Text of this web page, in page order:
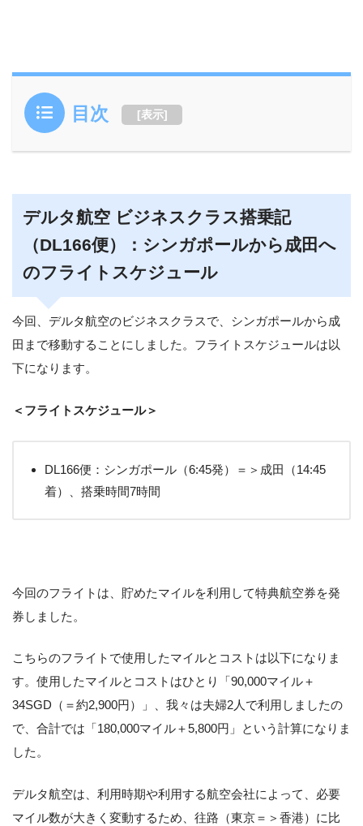
目次 [表示]
デルタ航空 ビジネスクラス搭乗記
（DL166便）：シンガポールから成田へ
のフライトスケジュール
今回、デルタ航空のビジネスクラスで、シンガポールから成
田まで移動することにしました。フライトスケジュールは以
下になります。
＜フライトスケジュール＞
DL166便：シンガポール（6:45発）＝＞成田（14:45
着）、搭乗時間7時間
今回のフライトは、貯めたマイルを利用して特典航空券を発
券しました。
こちらのフライトで使用したマイルとコストは以下になりま
す。使用したマイルとコストはひとり「90,000マイル＋
34SGD（＝約2,900円）」、我々は夫婦2人で利用しましたの
で、合計では「180,000マイル＋5,800円」という計算になりま
した。
デルタ航空は、利用時期や利用する航空会社によって、必要
マイル数が大きく変動するため、往路（東京＝＞香港）に比